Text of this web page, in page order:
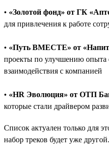
• «Золотой фонд» от ГК
для привлечения к работе
• «Путь ВМЕСТЕ» от
проекты по улучшению опыта
взаимодействия с компанией
• «HR Эволюция» от ОТП
которые стали драйвером
Список актуален только для
набор треков будет уже другой.